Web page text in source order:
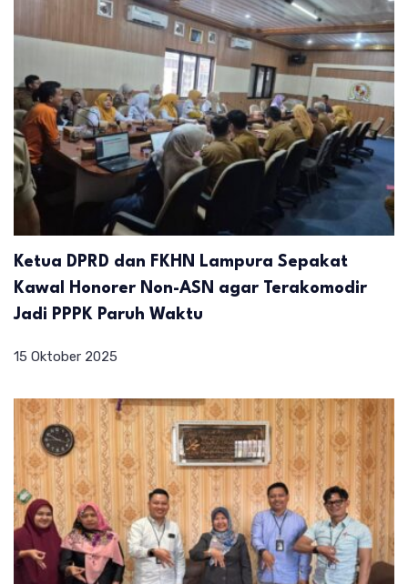
Ketua DPRD dan FKHN Lampura Sepakat
Kawal Honorer Non-ASN agar Terakomodir
Jadi PPPK Paruh Waktu
15 Oktober 2025